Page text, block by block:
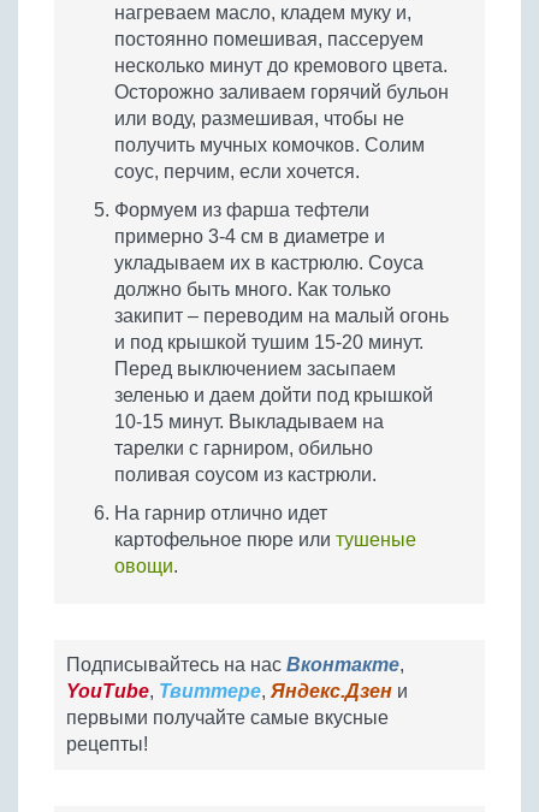
нагреваем масло, кладем муку и,
постоянно помешивая, пассеруем
несколько минут до кремового цвета.
Осторожно заливаем горячий бульон
или воду, размешивая, чтобы не
получить мучных комочков. Солим
соус, перчим, если хочется.
Формуем из фарша тефтели
примерно 3-4 см в диаметре и
укладываем их в кастрюлю. Соуса
должно быть много. Как только
закипит – переводим на малый огонь
и под крышкой тушим 15-20 минут.
Перед выключением засыпаем
зеленью и даем дойти под крышкой
10-15 минут. Выкладываем на
тарелки с гарниром, обильно
поливая соусом из кастрюли.
На гарнир отлично идет
картофельное пюре или тушеные
овощи.
Подписывайтесь на нас Вконтакте,
YouTube, Твиттере, Яндекс.Дзен и
первыми получайте самые вкусные
рецепты!